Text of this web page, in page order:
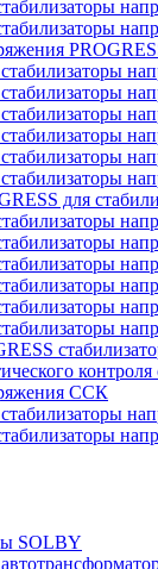
для
ССК
SOLBY